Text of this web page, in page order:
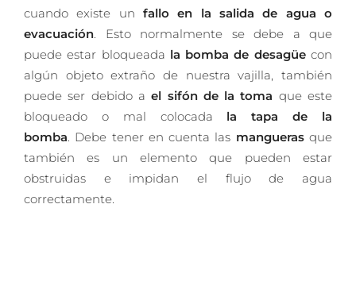
cuando existe un fallo en la salida de agua o
evacuación. Esto normalmente se debe a que
puede estar bloqueada la bomba de desagüecon
algún objeto extraño de nuestra vajilla, también
puede ser debido ael sifón de la toma que este
bloqueado o mal colocada la tapa de la
bomba. Debe tener en cuenta las manguerasque
también es un elemento que pueden estar
obstruidas e impidan el flujo de agua
correctamente.